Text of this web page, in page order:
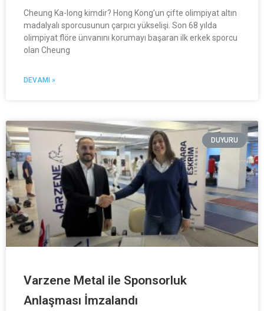
Cheung Ka-long kimdir? Hong Kong’un çifte olimpiyat altın
madalyalı sporcusunun çarpıcı yükselişi. Son 68 yılda
olimpiyat flöre ünvanını korumayı başaran ilk erkek sporcu
olan Cheung
DEVAMI »
DUYURU
Varzene Metal ile Sponsorluk
Anlaşması İmzalandı